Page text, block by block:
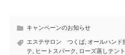
キャンペーンのお知らせ
エステサロン つくば オールハンド
テ
ヒートスパーク ローズ蒸しテント